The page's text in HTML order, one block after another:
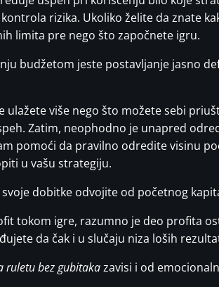
rizika. Ukoliko želite da znate
limita pre nego što započnete igru.
budžetom jeste postavljanje jasno
ulažete više nego što možete sebi
Zatim, neophodno je unapred
pomoći da pravilno odredite visinu
u vašu strategiju.
dobitke odvojite od početnog
tokom igre, razumno je deo profita
da čak i u slučaju niza loših
ruletu bez gubitakazavisi i od